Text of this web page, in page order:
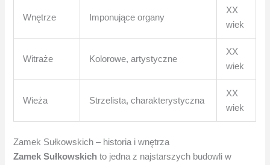
Wnętrze Imponujące organy
XX
wiek
Witraże Kolorowe, artystyczne
XX
wiek
Wieża Strzelista, charakterystyczna
XX
wiek
Zamek Sułkowskich – historia i wnętrza
Zamek Sułkowskich to jedna z najstarszych budowli w